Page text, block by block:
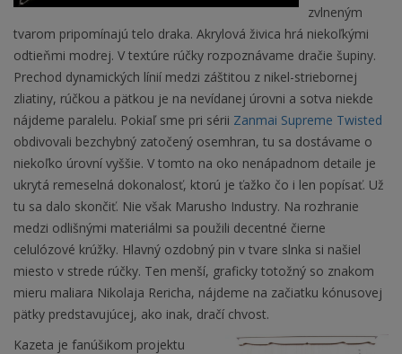
zvlneným
tvarom pripomínajú telo draka. Akrylová živica hrá niekoľkými
odtieňmi modrej. V textúre rúčky rozpoznávame dračie šupiny.
Prechod dynamických línií medzi záštitou z nikel-striebornej
zliatiny, rúčkou a pätkou je na nevídanej úrovni a sotva niekde
nájdeme paralelu. Pokiaľ sme pri sérii Zanmai Supreme Twisted
obdivovali bezchybný zatočený osemhran, tu sa dostávame o
niekoľko úrovní vyššie. V tomto na oko nenápadnom detaile je
ukrytá remeselná dokonalosť, ktorú je ťažko čo i len popísať. Už
tu sa dalo skončiť. Nie však Marusho Industry. Na rozhranie
medzi odlišnými materiálmi sa použili decentné čierne
celulózové krúžky. Hlavný ozdobný pin v tvare slnka si našiel
miesto v strede rúčky. Ten menší, graficky totožný so znakom
mieru maliara Nikolaja Rericha, nájdeme na začiatku kónusovej
pätky predstavujúcej, ako inak, dračí chvost.
Kazeta je fanúšikom projektu